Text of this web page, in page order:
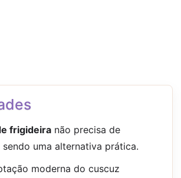
frigideira não precisa de
sendo uma alternativa prática.
moderna do cuscuz